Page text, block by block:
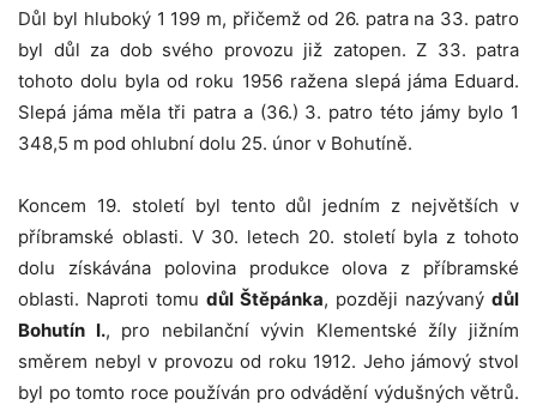
Důl byl hluboký 1 199 m, přičemž od 26. patra na 33. patro
byl důl za dob svého provozu již zatopen. Z 33. patra
tohoto dolu byla od roku 1956 ražena slepá jáma Eduard.
Slepá jáma měla tři patra a (36.) 3. patro této jámy bylo 1
348,5 m pod ohlubní dolu 25. únor v Bohutíně.
Koncem 19. století byl tento důl jedním z největších v
příbramské oblasti. V 30. letech 20. století byla z tohoto
dolu získávána polovina produkce olova z příbramské
oblasti. Naproti tomu důl Štěpánka, později nazývaný důl
Bohutín I., pro nebilanční vývin Klementské žíly jižním
směrem nebyl v provozu od roku 1912. Jeho jámový stvol
byl po tomto roce používán pro odvádění výdušných větrů.